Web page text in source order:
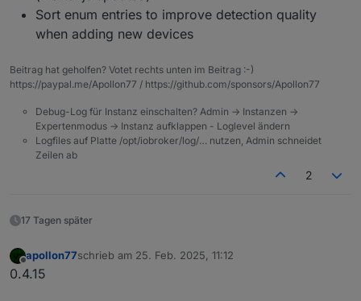
Sort enum entries to improve detection quality
when adding new devices
Beitrag hat geholfen? Votet rechts unten im Beitrag :-)
https://paypal.me/Apollon77 / https://github.com/sponsors/Apollon77
Debug-Log für Instanz einschalten? Admin -> Instanzen ->
Expertenmodus -> Instanz aufklappen - Loglevel ändern
Logfiles auf Platte /opt/iobroker/log/… nutzen, Admin schneidet
Zeilen ab
2
17 Tagen später
Offline
apollon77schrieb am 25. Feb. 2025, 11:12
zuletzt editiert von
0.4.15